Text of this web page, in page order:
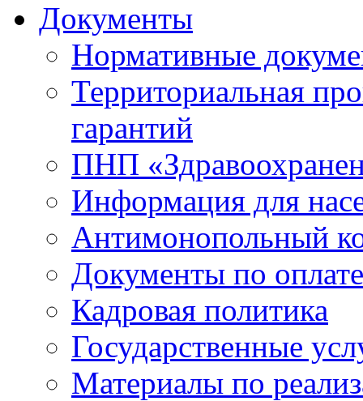
Документы
Нормативные
Территориальная
гарантий
ПНП
Информация для
Антимонопольный
Документы по
Кадровая политика
Государственные
Материалы по